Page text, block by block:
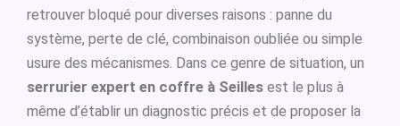
retrouver bloqué pour diverses raisons : panne du
système, perte de clé, combinaison oubliée ou simple
usure des mécanismes. Dans ce genre de situation, un
serrurier expert en coffre à Seilles est le plus à
même d’établir un diagnostic précis et de proposer la